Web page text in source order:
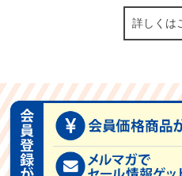
詳しくは